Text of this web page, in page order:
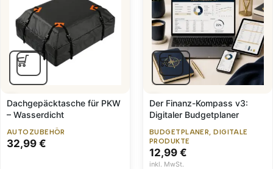
Dachgepäcktasche für PKW
– Wasserdicht
AUTOZUBEHÖR
32,99 €
Der Finanz-Kompass v3:
Digitaler Budgetplaner
BUDGETPLANER
DIGITALE
PRODUKTE
12,99 €
inkl. MwSt.